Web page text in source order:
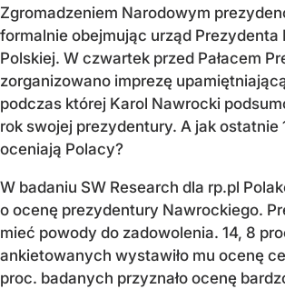
Zgromadzeniem Narodowym
formalnie obejmując urząd Prezydenta
Polskiej. W czwartek przed Pałacem
zorganizowano imprezę
podczas której Karol Nawrocki
rok swojej prezydentury. A jak ostatnie
oceniają Polacy?
W badaniu SW Research dla rp.pl
o ocenę prezydentury Nawrockiego.
mieć powody do zadowolenia. 14, 8
ankietowanych wystawiło mu ocenę
proc. badanych przyznało ocenę